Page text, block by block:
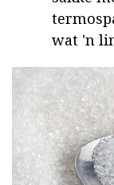
wat 'n